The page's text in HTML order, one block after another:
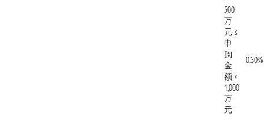
500
万
元 ≤
申
购
金
额 <
1,000
万
元
0.30%